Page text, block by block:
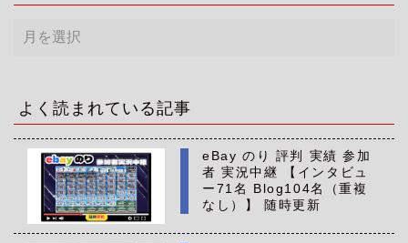
ー
ブ
よく読まれている記事
eBay のり 評判 実績 参加
者 実況中継 【インタビュ
ー71名 Blog104名（重複
なし）】 随時更新